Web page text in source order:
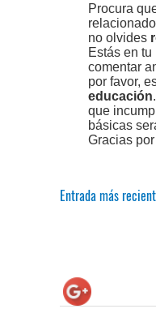
Procura
no olvides
Estás en
comentar
por favor,
educación
que
básicas
Gracias
Entrada más